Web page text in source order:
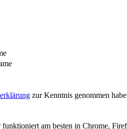
zur Kenntnis genommen
am besten in Chrome,